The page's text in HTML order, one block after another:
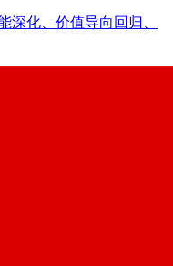
深化、价值导向回归、